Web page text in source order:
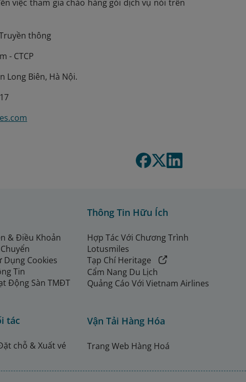
việc tham gia chào hàng gói dịch vụ nói trên
thông
- CTCP
Long Biên, Hà Nội.
& Điều Khoản
Dụng Cookies
Tin
Động Sàn TMĐT
tác
chỗ & Xuất vé
Thông Tin Hữu Ích
Hợp Tác Với Chương Trình
Lotusmiles
Tạp Chí Heritage
Cẩm Nang Du Lịch
Quảng Cáo Với Vietnam Airlines
Vận Tải Hàng Hóa
Trang Web Hàng Hoá